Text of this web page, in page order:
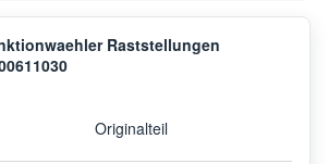
Raststellungen
Originalteil